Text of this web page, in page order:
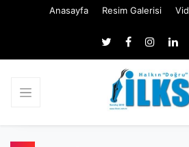
Anasayfa Resim Galerisi